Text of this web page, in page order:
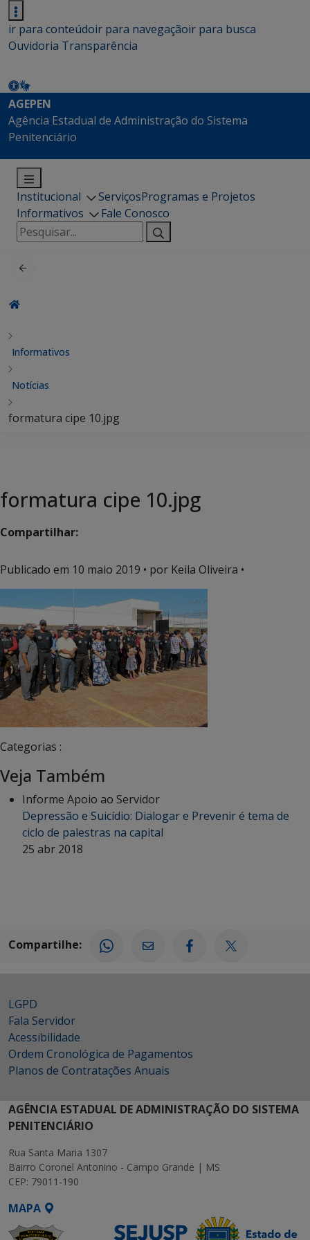
ir para conteúdoir para navegaçãoir para busca
Ouvidoria Transparência
AGEPEN
Agência Estadual de Administração do Sistema
Penitenciário
Institucional ServiçosProgramas e Projetos
Informativos
Fale Conosco
Pesquisar
por:
Informativos
Notícias
formatura cipe 10.jpg
formatura cipe 10.jpg
Compartilhar:
Publicado em 10 maio 2019 • por Keila Oliveira •
Categorias :
Veja Também
Informe Apoio ao Servidor
Depressão e Suicídio: Dialogar e Prevenir é tema de
ciclo de palestras na capital
25 abr 2018
Compartilhe:
LGPD
Fala Servidor
Acessibilidade
Ordem Cronológica de Pagamentos
Planos de Contratações Anuais
AGÊNCIA ESTADUAL DE ADMINISTRAÇÃO DO SISTEMA
PENITENCIÁRIO
Rua Santa Maria 1307
Bairro Coronel Antonino - Campo Grande | MS
CEP: 79011-190
MAPA